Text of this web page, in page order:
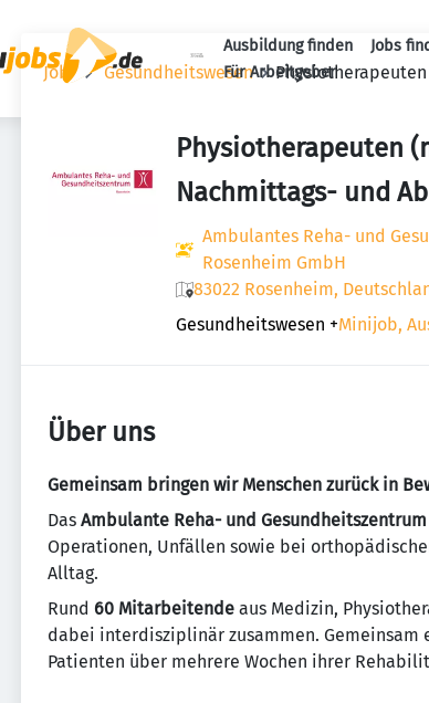
Ausbildung finden Jobs
Für Arbeitgeber
Jobs Gesundheitswesen
Physiotherapeuten
Nachmittags- und
Ambulantes Reha- und
Rosenheim GmbH
83022 Rosenheim,
Gesundheitswesen +Minijob,
Über uns
Gemeinsam bringen wir Menschen zurück in
Das Ambulante Reha- und
Operationen, Unfällen sowie bei
Alltag.
Rund 60 Mitarbeitende aus Medizin,
dabei interdisziplinär zusammen.
Patienten über mehrere Wochen ihrer